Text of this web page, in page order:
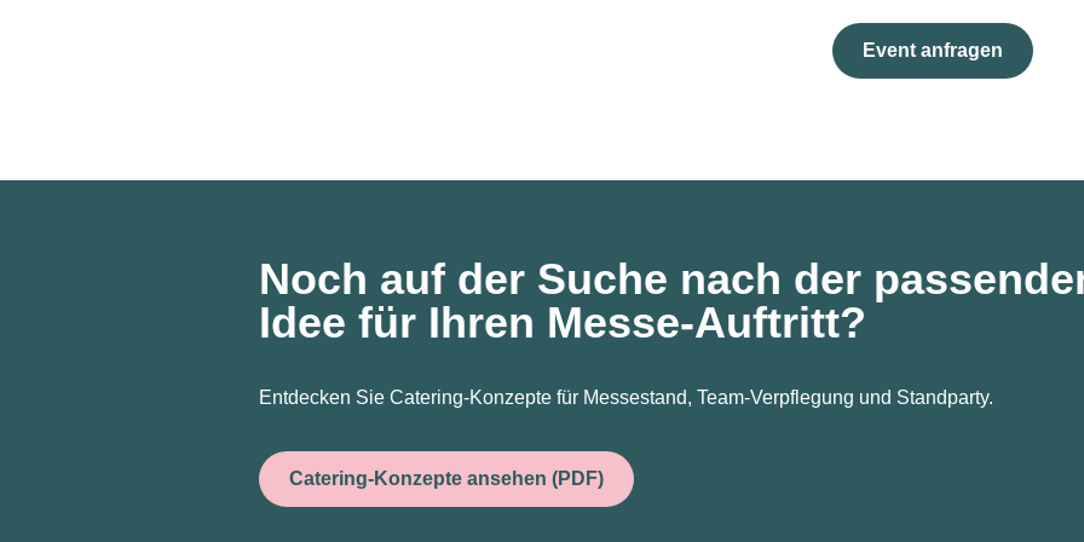
Event anfragen
Noch auf der Suche nach der
Idee für Ihren Messe-Auftritt?
Entdecken Sie Catering-Konzepte für Messestand, Team-Verpflegung und Standparty.
Catering-Konzepte ansehen (PDF)